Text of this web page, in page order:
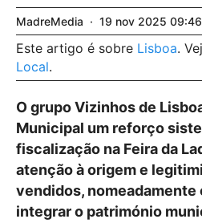
MadreMedia 19 nov 2025 09:46
Este artigo é sobre Lisboa.
Local.
O grupo Vizinhos de
Municipal um reforço
fiscalização na Feira da
atenção à origem e
vendidos, nomeadamente
integrar o património